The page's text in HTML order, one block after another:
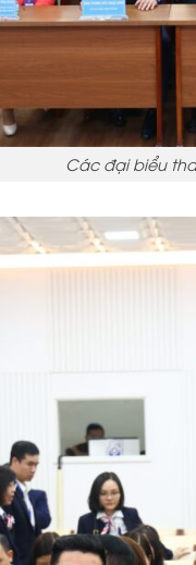
Các đại biểu